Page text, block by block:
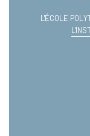
L'ÉCOLE